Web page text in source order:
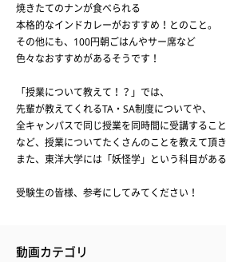
焼きたてのナンが食べられる
本格的なインドカレーがおすすめ！とのこと。
その他にも、100円朝ごはんやサー席など
色々なおすすめがあるそうです！
「授業について教えて！？」では、
先輩が教えてくれるTA・SA制度についてや、
全キャンパスで同じ授業を同時間に受講するこ
など、授業についてたくさんのことを教えて頂
また、東洋大学には「妖怪学」という科目がある
受験生の皆様、参考にしてみてください！
動画カテゴリ